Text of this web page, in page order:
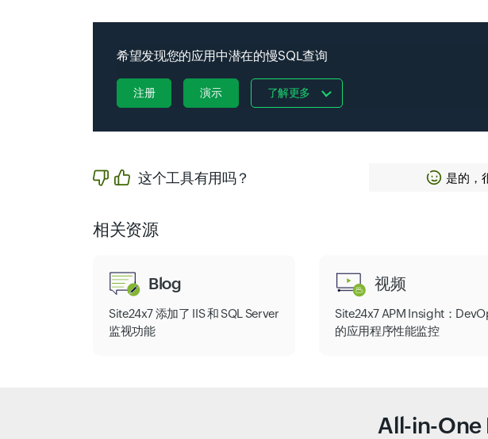
希望发现您的应用中潜在的慢SQL查询
注册 演示 了解更多
这个工具有用吗？ 是的，
相关资源
Blog
Site24x7 添加了 IIS 和 SQL Server
监视功能
视频
Site24x7 APM Insight：
的应用程序性能监控
All-in-